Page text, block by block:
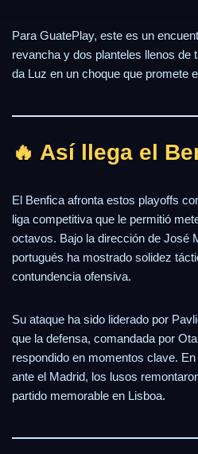
Para GuatePlay, este es un
revancha y dos planteles llenos de
da Luz en un choque que promete
🔥 Así llega el
El Benfica afronta estos playoffs
liga competitiva que le permitió
octavos. Bajo la dirección de José
portugués ha mostrado solidez
contundencia ofensiva.
Su ataque ha sido liderado por
que la defensa, comandada por
respondido en momentos clave.
ante el Madrid, los lusos
partido memorable en Lisboa.